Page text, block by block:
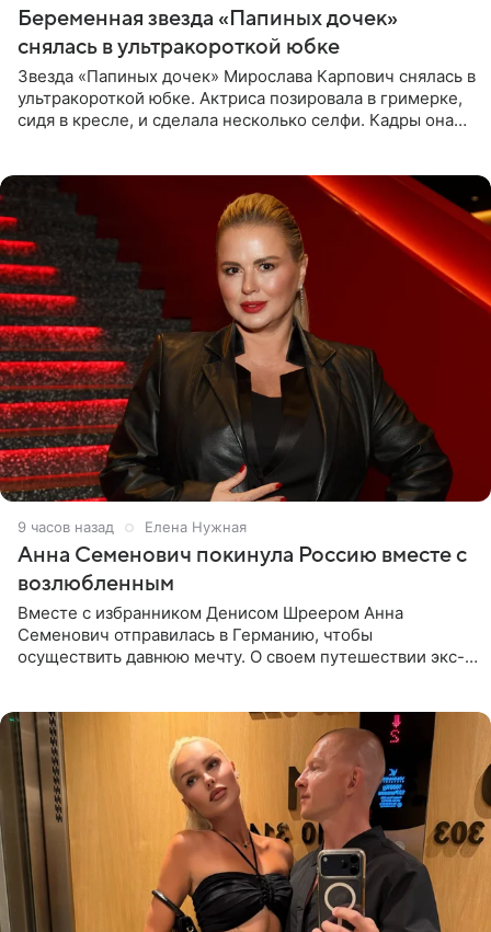
Беременная звезда «Папиных дочек»
снялась в ультракороткой юбке
Звезда «Папиных дочек» Мирослава Карпович снялась в
ультракороткой юбке. Актриса позировала в гримерке,
сидя в кресле, и сделала несколько селфи. Кадры она
9 часов назад Елена Нужная
Анна Семенович покинула Россию вместе с
возлюбленным
Вместе с избранником Денисом Шреером Анна
Семенович отправилась в Германию, чтобы
осуществить давнюю мечту. О своем путешествии экс-